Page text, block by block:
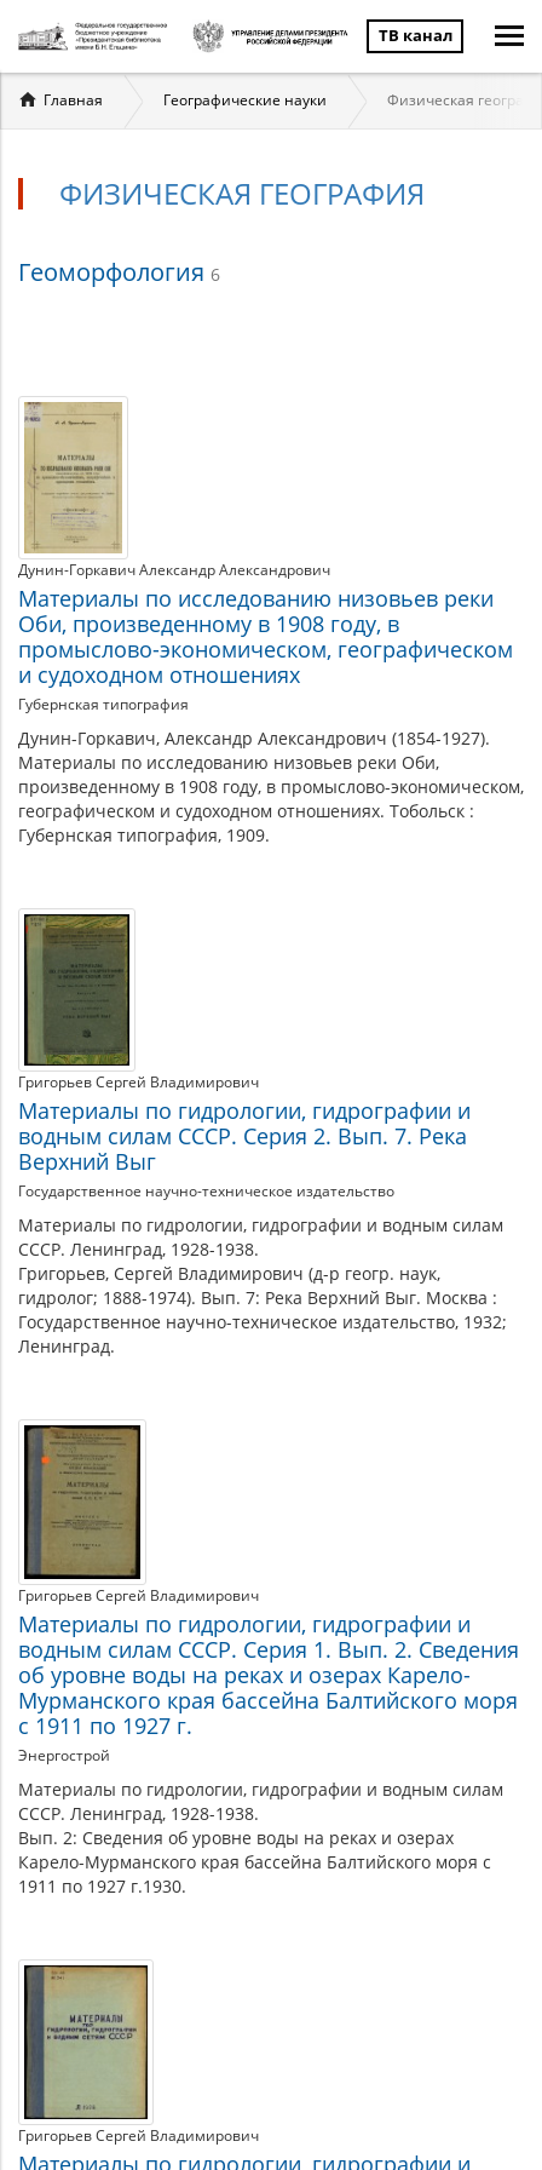
ТВ канал
Вы
здесь
Главная Географические науки Физическая
ФИЗИЧЕСКАЯ ГЕОГРАФИЯ
Физическая
Геоморфология 6
Материалы
теме
Дунин-Горкавич Александр Александрович
Материалы по исследованию низовьев реки
Оби, произведенному в 1908 году, в
промыслово-экономическом, географическом
и судоходном отношениях
Губернская типография
Дунин-Горкавич, Александр Александрович (1854-1927).
Материалы по исследованию низовьев реки Оби,
произведенному в 1908 году, в промыслово-экономическом,
географическом и судоходном отношениях. Тобольск :
Губернская типография, 1909.
Григорьев Сергей Владимирович
Материалы по гидрологии, гидрографии и
водным силам СССР. Серия 2. Вып. 7. Река
Верхний Выг
Государственное научно-техническое издательство
Материалы по гидрологии, гидрографии и водным силам
СССР. Ленинград, 1928-1938.
Григорьев, Сергей Владимирович (д-р геогр. наук,
гидролог; 1888-1974). Вып. 7: Река Верхний Выг. Москва :
Государственное научно-техническое издательство, 1932;
Ленинград.
Григорьев Сергей Владимирович
Материалы по гидрологии, гидрографии и
водным силам СССР. Серия 1. Вып. 2. Сведения
об уровне воды на реках и озерах Карело-
Мурманского края бассейна Балтийского моря
с 1911 по 1927 г.
Энергострой
Материалы по гидрологии, гидрографии и водным силам
СССР. Ленинград, 1928-1938.
Вып. 2: Сведения об уровне воды на реках и озерах
Карело-Мурманского края бассейна Балтийского моря с
1911 по 1927 г.1930.
Григорьев Сергей Владимирович